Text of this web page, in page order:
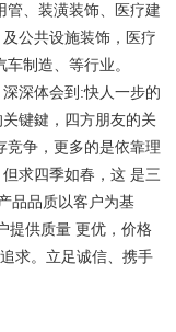
管、装潢装饰、医疗建
公共设施装饰，医疗
制造、等行业。
深体会到:快人一步的
键鍵，四方朋友的关
竞争，更多的是依靠理
求四季如春，这 是三
品品质以客户为基
提供质量 更优，价格
求。立足诚信、携手